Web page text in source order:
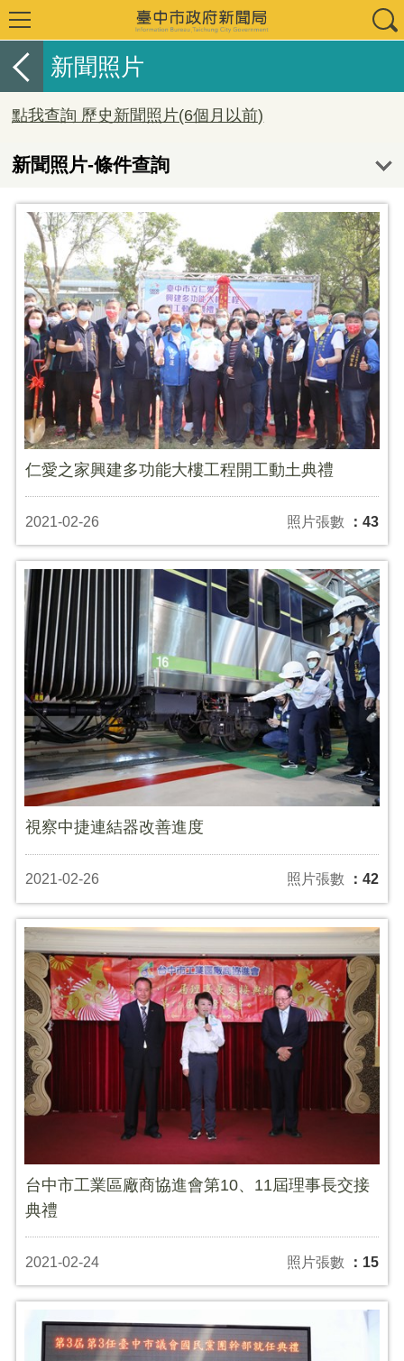
新聞照片
點我查詢 歷史新聞照片(6個月以前)
新聞照片-條件查詢
仁愛之家興建多功能大樓工程開工動土典禮
2021-02-26 照片張數 ：43
視察中捷連結器改善進度
2021-02-26 照片張數 ：42
台中市工業區廠商協進會第10、11屆理事長交接
典禮
2021-02-24 照片張數 ：15